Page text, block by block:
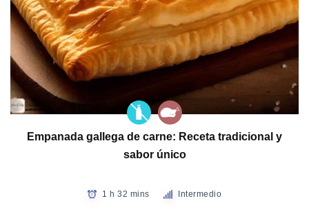
Empanada gallega de carne: Receta tradicional y
sabor único
1 h 32 mins Intermedio